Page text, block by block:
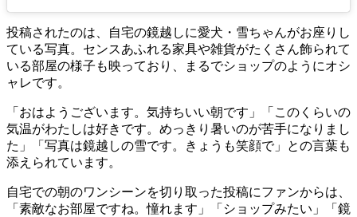
投稿されたのは、自宅の鏡越しに愛犬・雪ちゃんがお座りし
ている写真。センスあふれる家具や雑貨がたくさん飾られて
いる部屋の様子も映っており、まるでショップのようにオシ
ャレです。
「おはようございます。気持ちいい朝です」「このくらいの
気温がわたしは好きです。めっきり暑いのが苦手になりまし
た」「写真は鏡越しの雪です。きょうも笑顔で」との言葉も
添えられています。
自宅での朝のワンシーンを切り取った投稿にファンからは、
「素敵なお部屋ですね。憧れます」「ショップみたい」「鏡